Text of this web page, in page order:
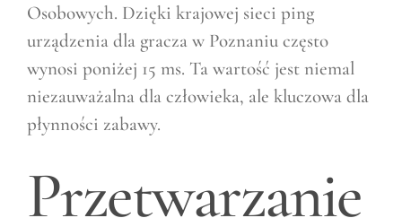
Osobowych. Dzięki krajowej sieci ping
urządzenia dla gracza w Poznaniu często
wynosi poniżej 15 ms. Ta wartość jest niemal
niezauważalna dla człowieka, ale kluczowa dla
płynności zabawy.
Przetwarzanie